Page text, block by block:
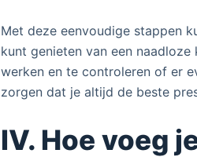
Met deze eenvoudige stappen
kunt genieten van een
werken en te controleren of er
zorgen dat je altijd de beste
IV. Hoe voeg